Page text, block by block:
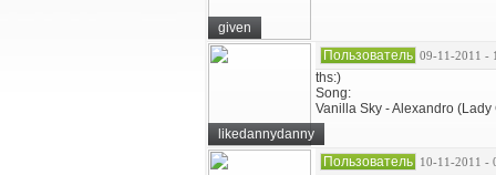
given
likedannydanny
Пользователь 09-11-2011 -
ths:)
Song:
Vanilla Sky - Alexandro (Lady
Пользователь 10-11-2011 -